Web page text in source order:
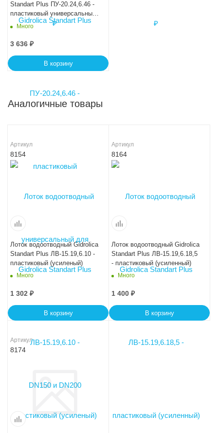
Standart Plus ПУ-20.24,6.46 -
пластиковый универсальный
для лотков пластиковых
Много
3 636 ₽
В корзину
Аналогичные товары
Артикул
8154
Лоток водоотводный Gidrolica
Standart Plus ЛВ-15.19,6.10 -
пластиковый (усиленый)
Много
1 302 ₽
В корзину
Артикул
8164
Лоток водоотводный Gidrolica
Standart Plus ЛВ-15.19,6.18,5
- пластиковый (усиленный)
Много
1 400 ₽
В корзину
Артикул
8174